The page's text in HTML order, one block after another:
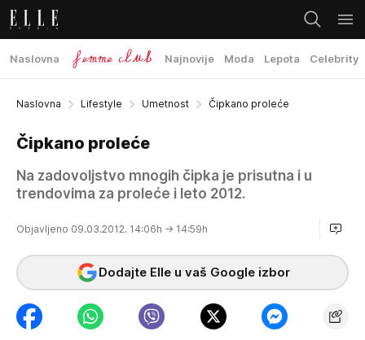
Naslovna Najnovije Moda Lepota Celebrity
Naslovna Lifestyle Umetnost Čipkano proleće
Čipkano proleće
Na zadovoljstvo mnogih čipka je prisutna i u
trendovima za proleće i leto 2012.
Objavljeno 09.03.2012. 14:06h → 14:59h
Dodajte Elle u vaš Google izbor